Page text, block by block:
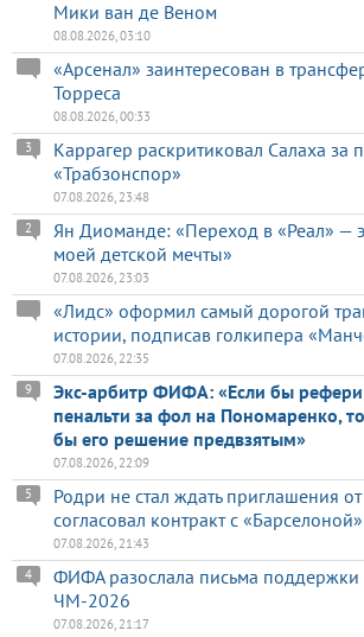
Мики ван де Веном
08.08.2026, 03:10
«Арсенал» заинтересован в
Торреса
08.08.2026, 00:33
Каррагер раскритиковал Салаха за
«Трабзонспор»
3
07.08.2026, 23:48
Ян Диоманде: «Переход в «Реал» —
моей детской мечты»
2
07.08.2026, 23:03
«Лидс» оформил самый дорогой
истории, подписав голкипера
07.08.2026, 22:35
Экс-арбитр ФИФА: «Если бы рефери
пенальти за фол на Пономаренко,
бы его решение предвзятым»
9
07.08.2026, 22:09
Родри не стал ждать приглашения
согласовал контракт с «Барселоной»
5
07.08.2026, 21:43
ФИФА разослала письма
ЧМ-2026
4
07.08.2026, 21:17